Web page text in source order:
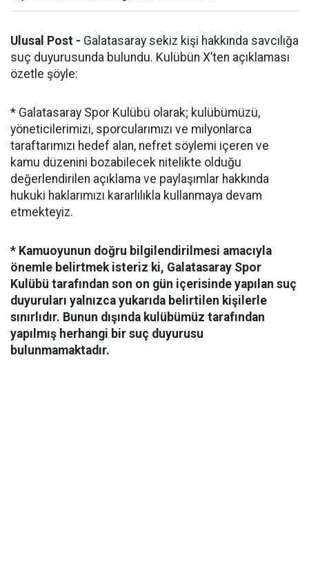
Ulusal Post - Galatasaray sekiz kişi hakkında savcılığa
suç duyurusunda bulundu. Kulübün X’ten açıklaması
özetle şöyle:
* Galatasaray Spor Kulübü olarak; kulübümüzü,
yöneticilerimizi, sporcularımızı ve milyonlarca
taraftarımızı hedef alan, nefret söylemi içeren ve
kamu düzenini bozabilecek nitelikte olduğu
değerlendirilen açıklama ve paylaşımlar hakkında
hukuki haklarımızı kararlılıkla kullanmaya devam
etmekteyiz.
* Kamuoyunun doğru bilgilendirilmesi amacıyla
önemle belirtmek isteriz ki, Galatasaray Spor
Kulübü tarafından son on gün içerisinde yapılan suç
duyuruları yalnızca yukarıda belirtilen kişilerle
sınırlıdır. Bunun dışında kulübümüz tarafından
yapılmış herhangi bir suç duyurusu
bulunmamaktadır.